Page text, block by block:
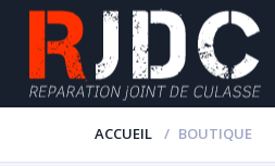
ACCUEIL BOUTIQUE